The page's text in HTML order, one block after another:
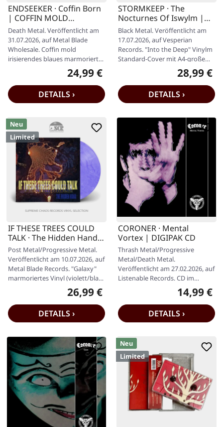
ENDSEEKER · Coffin Born
| COFFIN MOLD
MARBLED LP
Death Metal. Veröffentlicht am
31.07.2026, auf Metal Blade
Wholesale. Coffin mold
irisierendes blaues marmoriertes
Vinyl im Standard-Cover.Regulärer Preis:
24,99 €
DETAILS ›
STORMKEEP · The
Nocturnes Of Iswylm |
INTO THE DEEP MARBLED
LP
Black Metal. Veröffentlicht am
17.07.2026, auf Vesperian
Records. "Into the Deep" Vinylm
Standard-Cover mit A4-großem
16-seitigen Booklet,…Regulärer
28,99 €
DETAILS ›
Neu
Limited
IF THESE TREES COULD
TALK · The Hidden Hand |
VIOLET GALAXY MARBLED
LP
Post Metal/Progressive Metal.
Veröffentlicht am 10.07.2026, auf
Metal Blade Records. "Galaxy"
marmoriertes Vinyl (violett/blau
Regulärer Preis:
26,99 €
DETAILS ›
CORONER · Mental
Vortex | DIGIPAK CD
Thrash Metal/Progressive
Metal/Death Metal.
Veröffentlicht am 27.02.2026, auf
Listenable Records. CD im
Jewelcase. Es gibt Alben, die man
Regulärer
14,99 €
DETAILS ›
Neu
Limited